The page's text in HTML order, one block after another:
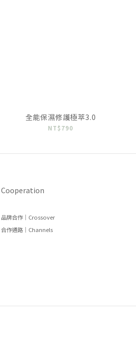
全能保濕修護極萃3.0
NT$790
Cooperation
品牌合作｜Crossover
合作通路｜Channels